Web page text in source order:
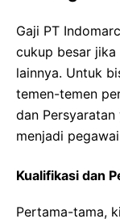
Gaji PT
cukup besar jika
lainnya. Untuk
temen-temen
dan
menjadi
Kualifikasi dan
Pertama-tama,